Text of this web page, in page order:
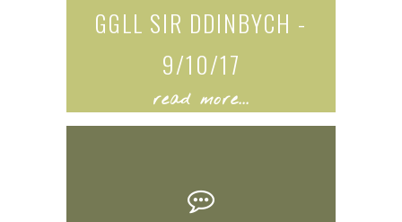
GGLL SIR DDINBYCH -
9/10/17
read more...